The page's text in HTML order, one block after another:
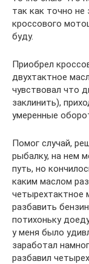
так как точно не
кроссового
буду.
Приобрел
двухтактное
чувствовал что
заклинить),
умеренные
Помог случай,
рыбалку, на нем
путь, но
каким маслом
четырехтактное
разбавить
потихоньку
у меня было
заработал
разбавил